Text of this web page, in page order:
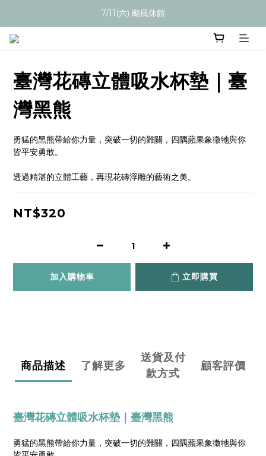
7/11(六) 颱風休館
臺灣花磚立體吸水杯墊｜臺
灣黑熊
勇猛的黑熊帶給你力量，突破一切的難關，四隅蘋果象徵牠與你
皆平安勇敢。
透過精湛的立體工藝，再現花磚浮雕的藝術之美。
NT$320
加入購物車 立即購買
商品描述 了解更多
送貨及付
款方式
顧客評價
臺灣花磚立體吸水杯墊｜臺灣黑熊
勇猛的黑熊帶給你力量，突破一切的難關，四隅蘋果象徵牠與你